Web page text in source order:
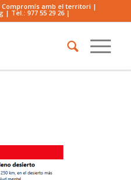
amb el territori |
| Tel.:977 55 29 26 |